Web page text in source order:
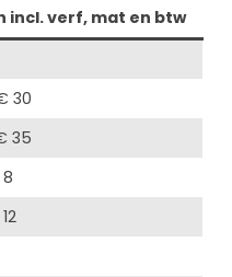
incl. verf, mat en btw
30
35